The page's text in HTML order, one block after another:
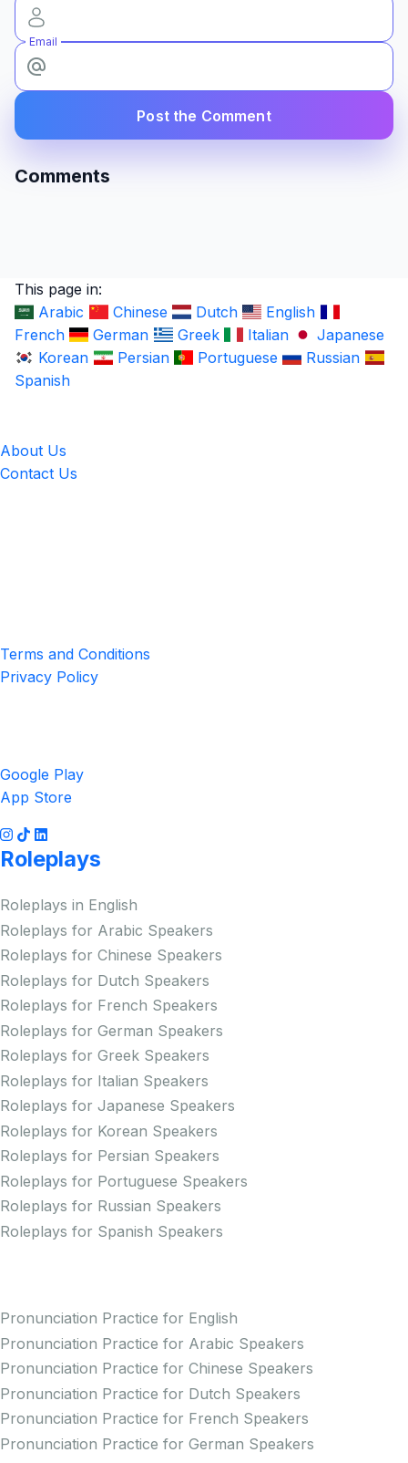
Email
Post the Comment
Comments
This page in:
Arabic
Chinese Dutch
English
French
German Greek Italian
Japanese
Korean
Persian Portuguese
Russian
Spanish
About Us
Contact Us
Terms and Conditions
Privacy Policy
Google Play
App Store
Roleplays
Roleplays in English
Roleplays for Arabic Speakers
Roleplays for Chinese Speakers
Roleplays for Dutch Speakers
Roleplays for French Speakers
Roleplays for German Speakers
Roleplays for Greek Speakers
Roleplays for Italian Speakers
Roleplays for Japanese Speakers
Roleplays for Korean Speakers
Roleplays for Persian Speakers
Roleplays for Portuguese Speakers
Roleplays for Russian Speakers
Roleplays for Spanish Speakers
Pronunciation Practice for English
Pronunciation Practice for Arabic Speakers
Pronunciation Practice for Chinese Speakers
Pronunciation Practice for Dutch Speakers
Pronunciation Practice for French Speakers
Pronunciation Practice for German Speakers